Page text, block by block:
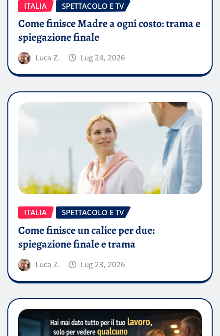
ITALIA SPETTACOLO E TV
Come finisce Madre a ogni costo: trama e
spiegazione finale
Luca Z. Lug 24, 2026
ITALIA SPETTACOLO E TV
Come finisce un calice per due:
spiegazione finale e trama
Luca Z. Lug 23, 2026